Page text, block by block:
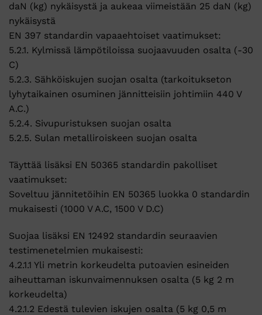
daN (kg) nykäisystä ja aukeaa viimeistään 25 daN (kg)
nykäisystä
EN 397 standardin vapaaehtoiset vaatimukset:
5.2.1. Kylmissä lämpötiloissa suojaavuuden osalta (-30
C)
5.2.3. Sähköiskujen suojan osalta (tarkoitukseton
lyhytaikainen osuminen jännitteisiin johtimiin 440 V
A.C.)
5.2.4. Sivupuristuksen suojan osalta
5.2.5. Sulan metalliroiskeen suojan osalta
Täyttää lisäksi EN 50365 standardin pakolliset
vaatimukset:
Soveltuu jännitetöihin EN 50365 luokka 0 standardin
mukaisesti (1000 V A.C, 1500 V D.C)
Suojaa lisäksi EN 12492 standardin seuraavien
testimenetelmien mukaisesti:
4.2.1.1 Yli metrin korkeudelta putoavien esineiden
aiheuttaman iskunvaimennuksen osalta (5 kg 2 m
korkeudelta)
4.2.1.2 Edestä tulevien iskujen osalta (5 kg 0,5 m